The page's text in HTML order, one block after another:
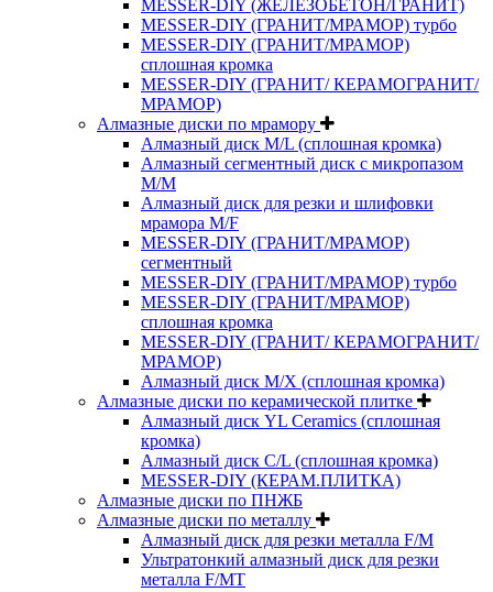
MESSER-DIY (ЖЕЛЕЗОБЕТОН/ГРАНИТ)
MESSER-DIY (ГРАНИТ/МРАМОР) турбо
MESSER-DIY (ГРАНИТ/МРАМОР)
сплошная кромка
MESSER-DIY (ГРАНИТ/ КЕРАМОГРАНИТ/
МРАМОР)
Алмазные диски по мрамору
Алмазный диск M/L (сплошная кромка)
Алмазный сегментный диск с микропазом
M/M
Алмазный диск для резки и шлифовки
мрамора M/F
MESSER-DIY (ГРАНИТ/МРАМОР)
сегментный
MESSER-DIY (ГРАНИТ/МРАМОР) турбо
MESSER-DIY (ГРАНИТ/МРАМОР)
сплошная кромка
MESSER-DIY (ГРАНИТ/ КЕРАМОГРАНИТ/
МРАМОР)
Алмазный диск M/X (сплошная кромка)
Алмазные диски по керамической плитке
Алмазный диск YL Ceramics (сплошная
кромка)
Алмазный диск C/L (сплошная кромка)
MESSER-DIY (КЕРАМ.ПЛИТКА)
Алмазные диски по ПНЖБ
Алмазные диски по металлу
Алмазный диск для резки металла F/M
Ультратонкий алмазный диск для резки
металла F/MT